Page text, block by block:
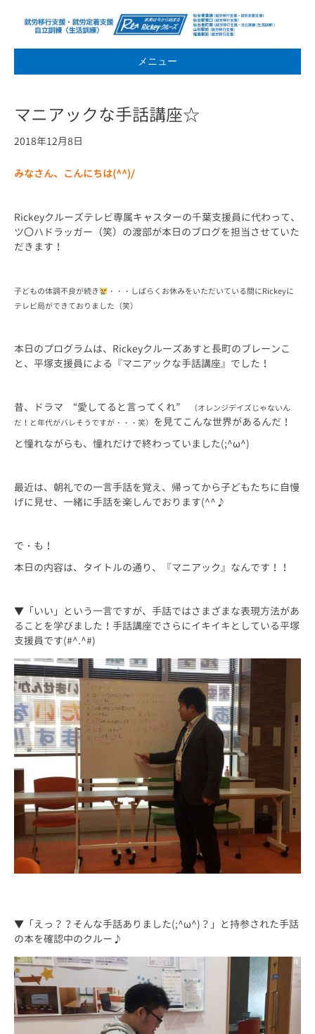
メニュー
マニアックな手話講座☆
2018年12月8日
みなさん、こんにちは(^^)/
Rickeyクルーズテレビ専属キャスターの千葉支援員に代わって、
ツ〇ハドラッガー（笑）の渡部が本日のブログを担当させていた
だきます！
子どもの体調不良が続き ・・・しばらくお休みをいただいている間にRickeyに
テレビ局ができておりました（笑）
本日のプログラムは、Rickeyクルーズあすと長町のブレーンこ
と、平塚支援員による『マニアックな手話講座』でした！
昔、ドラマ “愛してると言ってくれ”
（オレンジデイズじゃないん
だ！と年代がバレそうですが・・・笑） を見てこんな世界があるんだ！
と憧れながらも、憧れだけで終わっていました(;^ω^)
最近は、朝礼での一言手話を覚え、帰ってから子どもたちに自慢
げに見せ、一緒に手話を楽しんでおります(^^♪
で・も！
本日の内容は、タイトルの通り、『マニアック』なんです！！
▼「いい」という一言ですが、手話ではさまざまな表現方法があ
ることを学びました！手話講座でさらにイキイキとしている平塚
支援員です(#^.^#)
▼「えっ？？そんな手話ありました(;^ω^)？」と持参された手話
の本を確認中のクルー♪